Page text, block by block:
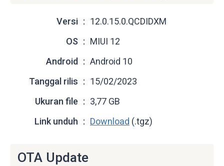
Versi
12.0.15.0.QCDIDXM
OS
MIUI 12
Android
Android 10
Tanggal rilis
15/02/2023
Ukuran file
3,77 GB
Link unduh
Download (.tgz)
OTA Update